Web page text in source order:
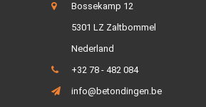
Bossekamp 12
5301 LZ Zaltbommel
Nederland
+32 78 - 482 084
info@betondingen.be